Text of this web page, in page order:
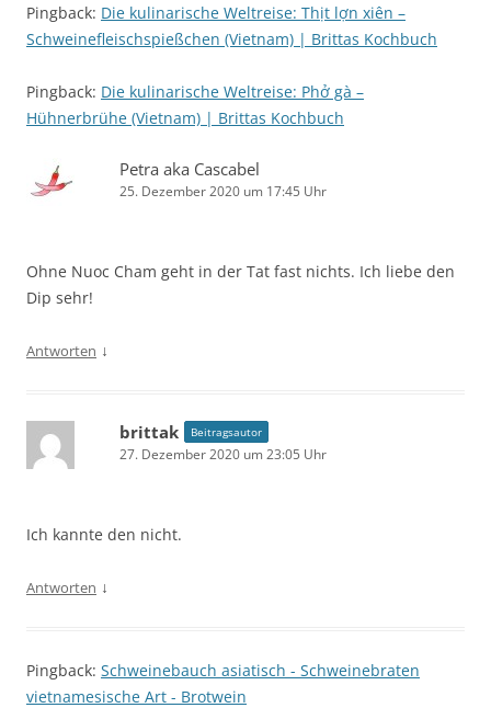
Pingback: Die kulinarische Weltreise: Thịt lợn xiên –
Schweinefleischspießchen (Vietnam) | Brittas Kochbuch
Pingback: Die kulinarische Weltreise: Phở gà –
Hühnerbrühe (Vietnam) | Brittas Kochbuch
Petra aka Cascabel
25. Dezember 2020 um 17:45 Uhr
Ohne Nuoc Cham geht in der Tat fast nichts. Ich liebe den
Dip sehr!
Antworten ↓
brittak Beitragsautor
27. Dezember 2020 um 23:05 Uhr
Ich kannte den nicht.
Antworten ↓
Pingback: Schweinebauch asiatisch - Schweinebraten
vietnamesische Art - Brotwein